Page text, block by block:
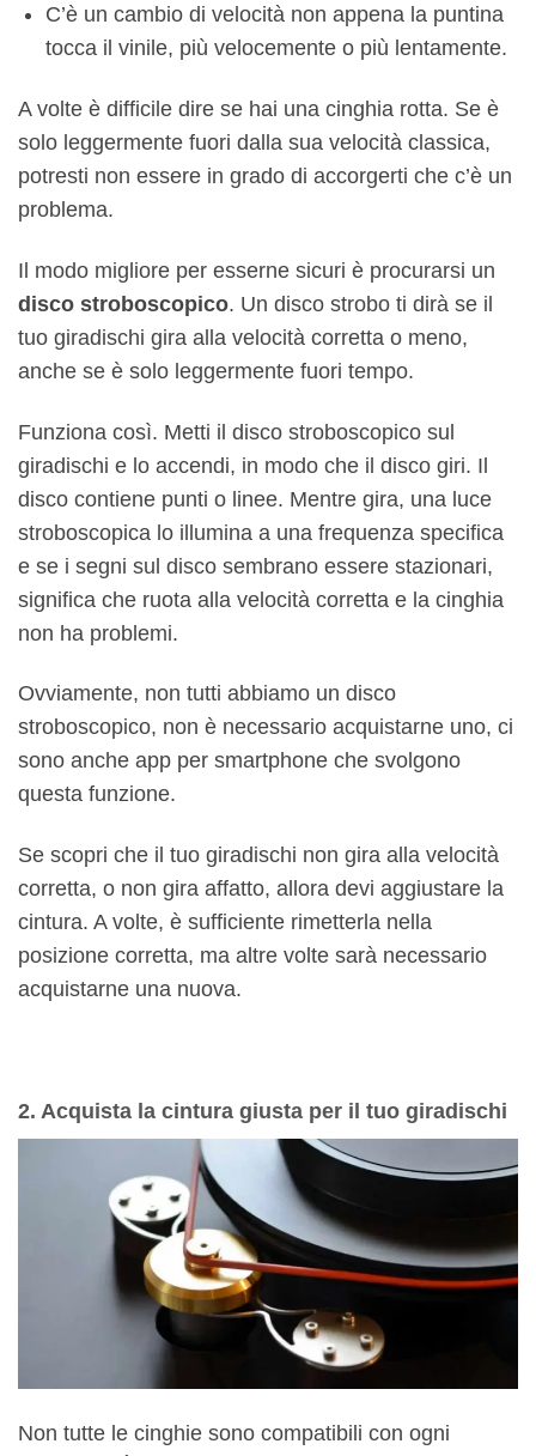
C’è un cambio di velocità non appena la puntina
tocca il vinile, più velocemente o più lentamente.
A volte è difficile dire se hai una cinghia rotta. Se è
solo leggermente fuori dalla sua velocità classica,
potresti non essere in grado di accorgerti che c’è un
problema.
Il modo migliore per esserne sicuri è procurarsi un
disco stroboscopico. Un disco strobo ti dirà se il
tuo giradischi gira alla velocità corretta o meno,
anche se è solo leggermente fuori tempo.
Funziona così. Metti il ​​disco stroboscopico sul
giradischi e lo accendi, in modo che il disco giri. Il
disco contiene punti o linee. Mentre gira, una luce
stroboscopica lo illumina a una frequenza specifica
e se i segni sul disco sembrano essere stazionari,
significa che ruota alla velocità corretta e la cinghia
non ha problemi.
Ovviamente, non tutti abbiamo un disco
stroboscopico, non è necessario acquistarne uno, ci
sono anche app per smartphone che svolgono
questa funzione.
Se scopri che il tuo giradischi non gira alla velocità
corretta, o non gira affatto, allora devi aggiustare la
cintura. A volte, è sufficiente rimetterla nella
posizione corretta, ma altre volte sarà necessario
acquistarne una nuova.
2. Acquista la cintura giusta per il tuo giradischi
Non tutte le cinghie sono compatibili con ogni